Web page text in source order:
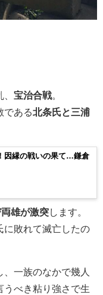
宝治合戦
である北条氏と三浦
因縁の戦いの果て…鎌倉
雄が激突します。
に敗れて滅亡したの
一族のなかで幾人
うべき粘り強さで生